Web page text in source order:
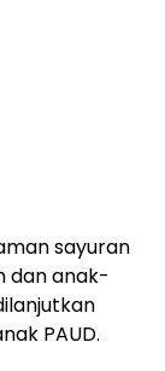
sayuran
dan anak-
PAUD.